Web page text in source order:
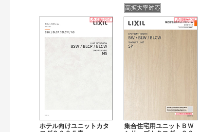
ホテル向けユニットカタ
高拡大率対応
集合住宅用ユニットＢＷ